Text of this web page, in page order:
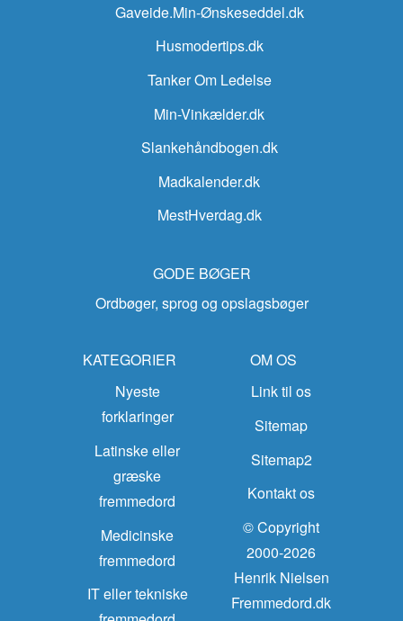
Gaveide.Min-Ønskeseddel.dk
Husmodertips.dk
Tanker Om Ledelse
Min-Vinkælder.dk
Slankehåndbogen.dk
Madkalender.dk
MestHverdag.dk
GODE BØGER
Ordbøger, sprog og opslagsbøger
KATEGORIER
Nyeste
forklaringer
Latinske eller
græske
fremmedord
Medicinske
fremmedord
IT eller tekniske
OM OS
Link til os
Sitemap
Sitemap2
Kontakt os
© Copyright
2000-2026
Henrik Nielsen
Fremmedord.dk